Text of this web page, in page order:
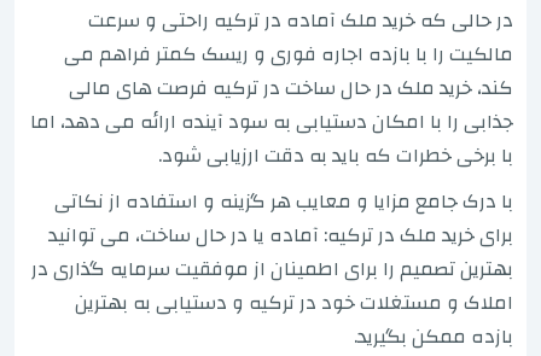
در حالی که خرید ملک آماده در ترکیه راحتی و سرعت
مالکیت را با بازده اجاره فوری و ریسک کمتر فراهم می
کند، خرید ملک در حال ساخت در ترکیه فرصت های مالی
جذابی را با امکان دستیابی به سود آینده ارائه می دهد، اما
با برخی خطرات که باید به دقت ارزیابی شود.
با درک جامع مزایا و معایب هر گزینه و استفاده از نکاتی
برای خرید ملک در ترکیه: آماده یا در حال ساخت، می توانید
بهترین تصمیم را برای اطمینان از موفقیت سرمایه گذاری در
املاک و مستغلات خود در ترکیه و دستیابی به بهترین
بازده ممکن بگیرید.